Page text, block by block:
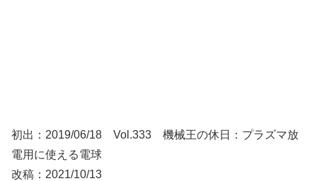
初出：2019/06/18 Vol.333 機械王の休日：プラズマ放
電用に使える電球
改稿：2021/10/13